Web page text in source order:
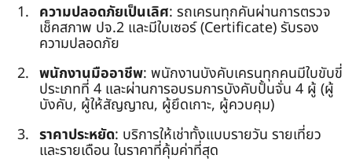
ความปลอดภัยเป็นเลิศ: รถเครนทุกคันผ่านการตรวจ
เช็คสภาพ ปจ.2 และมีใบเซอร์ (Certificate) รับรอง
ความปลอดภัย
พนักงานมืออาชีพ: พนักงานบังคับเครนทุกคนมีใบขับขี่
ประเภทที่ 4 และผ่านการอบรมการบังคับปั้นจั่น 4 ผู้ (ผู้
บังคับ, ผู้ให้สัญญาณ, ผู้ยึดเกาะ, ผู้ควบคุม)
ราคาประหยัด: บริการให้เช่าทั้งแบบรายวัน รายเที่ยว
และรายเดือน ในราคาที่คุ้มค่าที่สุด